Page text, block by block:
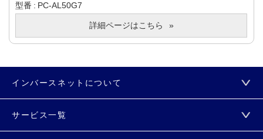
型番
PC-AL50G7
詳細ページはこちら
インバースネットについて
サービス一覧